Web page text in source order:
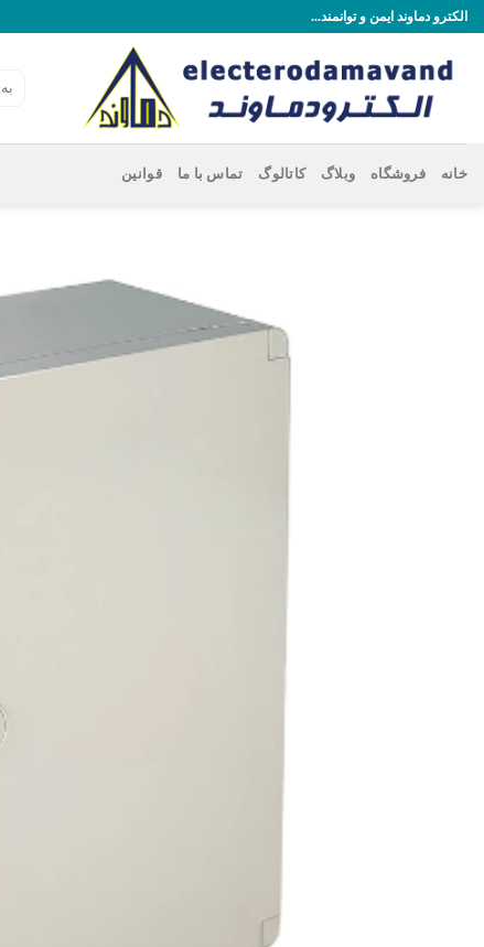
پرش
محتوا
الکترو دماوند ایمن و توانمند...
برای:
خانه فروشگاه وبلاگ کاتالوگ تماس با ما قوانین